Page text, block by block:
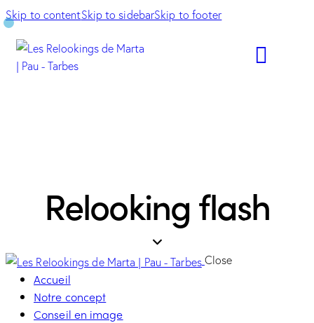
Skip to contentSkip to sidebarSkip to footer
Relooking flash
Close
Accueil
Notre concept
Conseil en image